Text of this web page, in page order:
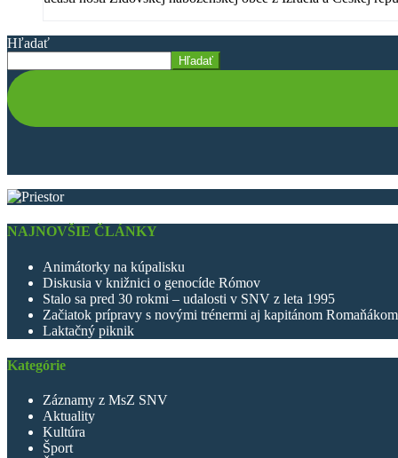
Hľadať
Hľadať
NAJNOVŠIE ČLÁNKY
Animátorky na kúpalisku
Diskusia v knižnici o genocíde Rómov
Stalo sa pred 30 rokmi – udalosti v SNV z leta 1995
Začiatok prípravy s novými trénermi aj kapitánom
Laktačný piknik
Kategórie
Záznamy z MsZ SNV
Aktuality
Kultúra
Šport